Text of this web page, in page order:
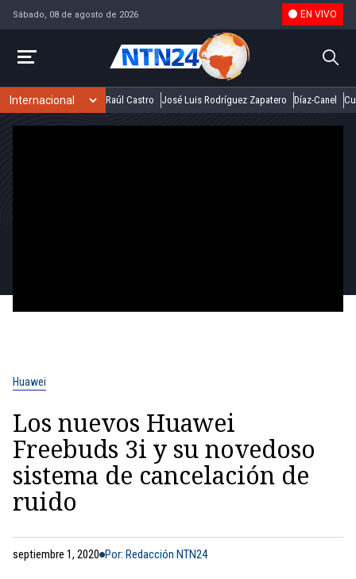
Sábado, 08 de agosto de 2026 EN VIVO
Raúl Castro José Luis Rodríguez Zapatero Díaz-Canel
Huawei
Los nuevos Huawei
Freebuds 3i y su novedoso
sistema de cancelación de
ruido
septiembre 1, 2020 Por: Redacción NTN24